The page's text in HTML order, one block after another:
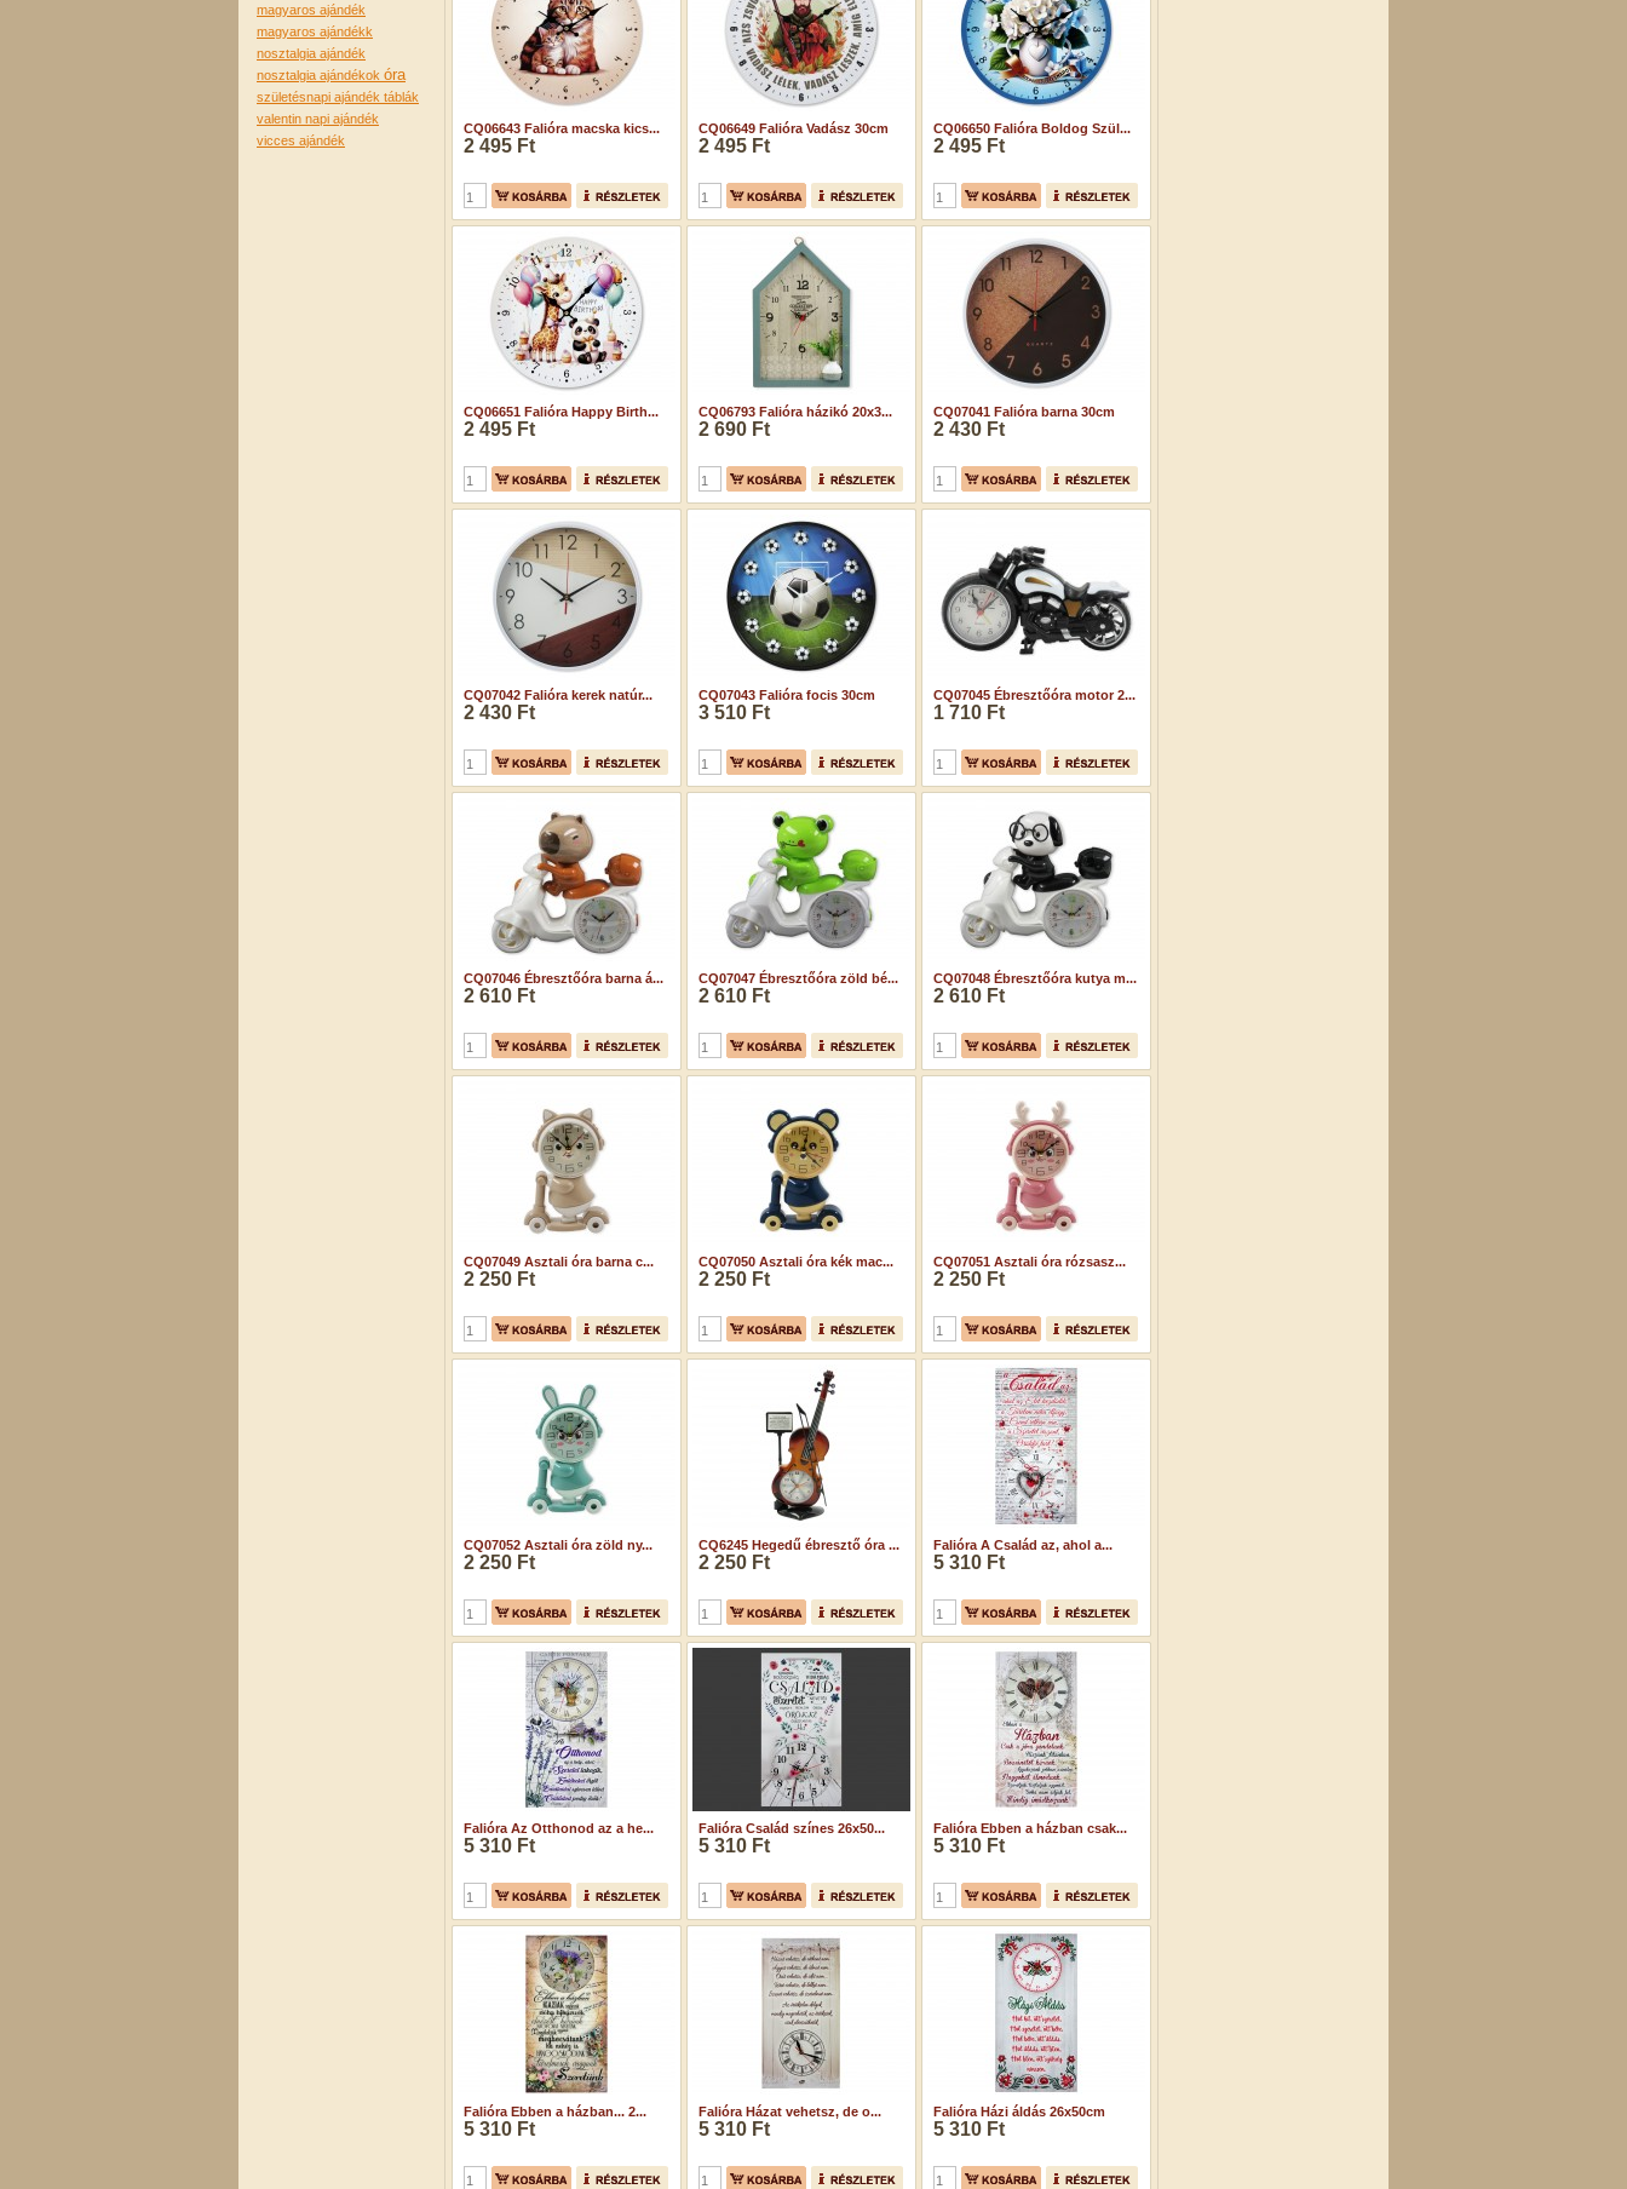
magyaros ajándék
magyaros ajándékk
nosztalgia ajándék
nosztalgia ajándékok óra
születésnapi ajándék táblák
valentin napi ajándék
vicces ajándék
CQ06643 Falióra macska kics...
2 495 Ft
CQ06649 Falióra Vadász 30cm
2 495 Ft
CQ06650 Falióra Boldog Szül...
2 495 Ft
CQ06651 Falióra Happy Birth...
2 495 Ft
CQ06793 Falióra házikó 20x3...
2 690 Ft
CQ07041 Falióra barna 30cm
2 430 Ft
CQ07042 Falióra kerek natúr...
2 430 Ft
CQ07043 Falióra focis 30cm
3 510 Ft
CQ07045 Ébresztőóra motor 2...
1 710 Ft
CQ07046 Ébresztőóra barna á...
2 610 Ft
CQ07047 Ébresztőóra zöld bé...
2 610 Ft
CQ07048 Ébresztőóra kutya m...
2 610 Ft
CQ07049 Asztali óra barna c...
2 250 Ft
CQ07050 Asztali óra kék mac...
2 250 Ft
CQ07051 Asztali óra rózsasz...
2 250 Ft
CQ07052 Asztali óra zöld ny...
2 250 Ft
CQ6245 Hegedű ébresztő óra ...
2 250 Ft
Falióra A Család az, ahol a...
5 310 Ft
Falióra Az Otthonod az a he...
5 310 Ft
Falióra Család színes 26x50...
5 310 Ft
Falióra Ebben a házban csak...
5 310 Ft
Falióra Ebben a házban... 2...
5 310 Ft
Falióra Házat vehetsz, de o...
5 310 Ft
Falióra Házi áldás 26x50cm
5 310 Ft